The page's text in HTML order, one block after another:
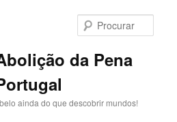
da Pena
ainda do que descobrir mundos!